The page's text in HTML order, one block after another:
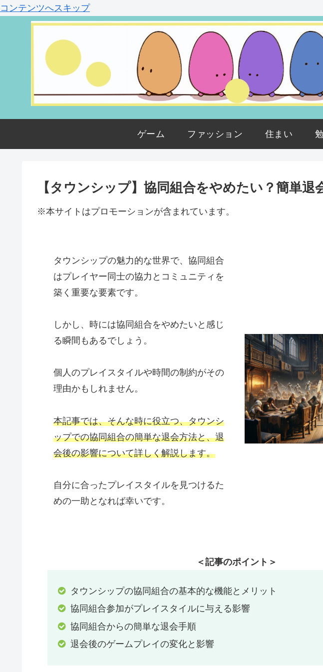
コンテンツへスキップ
ゲーム ファッション 住まい
【タウンシップ】協同組合をやめたい？簡単退
※本サイトはプロモーションが含まれています。
タウンシップの魅力的な世界で、協同組合
はプレイヤー同士の協力とコミュニティを
築く重要な要素です。
しかし、時には協同組合をやめたいと感じ
る瞬間もあるでしょう。
個人のプレイスタイルや時間の制約がその
理由かもしれません。
本記事では、そんな時に役立つ、タウンシ
ップでの協同組合の簡単な退会方法と、退
会後の影響について詳しく解説します。
自分に合ったプレイスタイルを見つけるた
めの一助となれば幸いです。
＜記事のポイント＞
タウンシップの協同組合の基本的な機能とメリット
協同組合参加がプレイスタイルに与える影響
協同組合からの簡単な退会手順
退会後のゲームプレイの変化と影響